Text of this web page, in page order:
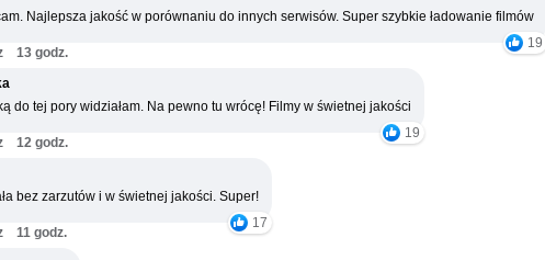
Najlepsza jakość w porównaniu do innych serwisów. Super szybkie ładowanie filmów
19
13 godz.
do tej pory widziałam. Na pewno tu wrócę! Filmy w świetnej jakości
19
12 godz.
bez zarzutów i w świetnej jakości. Super!
17
11 godz.